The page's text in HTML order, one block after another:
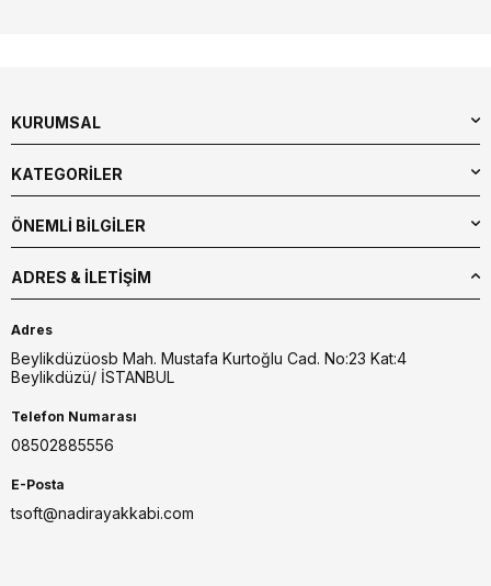
KURUMSAL
KATEGORİLER
ÖNEMLİ BİLGİLER
ADRES & İLETIŞIM
Adres
Beylikdüzüosb Mah. Mustafa Kurtoğlu Cad. No:23 Kat:4
Beylikdüzü/ İSTANBUL
Telefon Numarası
08502885556
E-Posta
tsoft@nadirayakkabi.com